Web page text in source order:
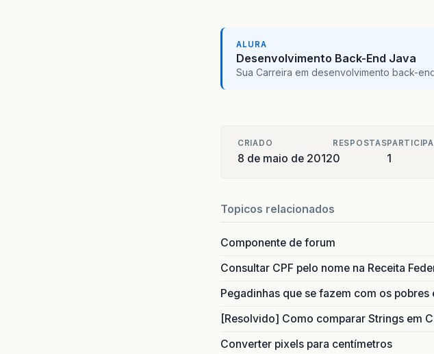
ALURA
Desenvolvimento Back-End Java
Sua Carreira em desenvolvimento back-
CRIADO
8 de maio de 2012
RESPOSTAS
0 1
Topicos relacionados
Componente de forum
Consultar CPF pelo nome na Receita
Pegadinhas que se fazem com os pobres
[Resolvido] Como comparar Strings em
Converter pixels para centímetros